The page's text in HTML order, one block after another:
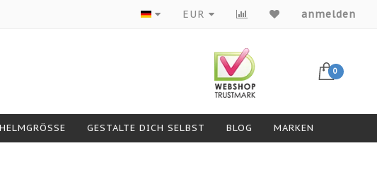
Produkte von Top-Marken
EUR anmelden
0
HELMGRÖSSE GESTALTE DICH SELBST BLOG MARKEN